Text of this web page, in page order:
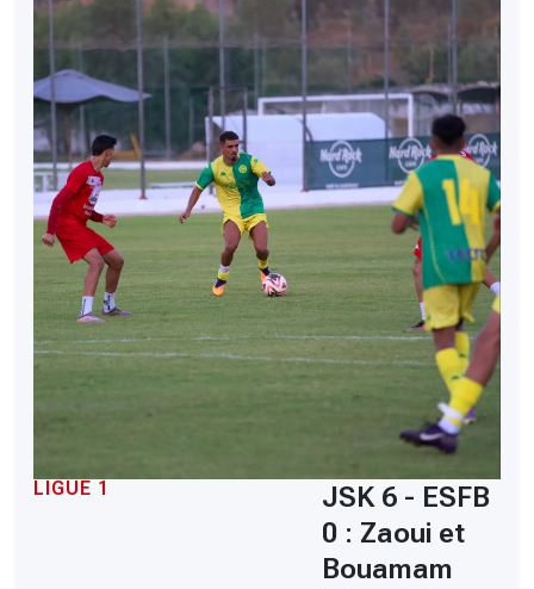
LIGUE 1
JSK 6 - ESFB
0 : Zaoui et
Bouamam